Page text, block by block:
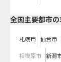
全国主要都市
札幌市 仙台市
相模原市 新潟